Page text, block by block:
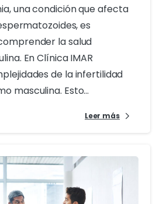
una condición que afecta
es
la salud
En Clínica IMAR
de la infertilidad
masculina. Esto...
Leer más